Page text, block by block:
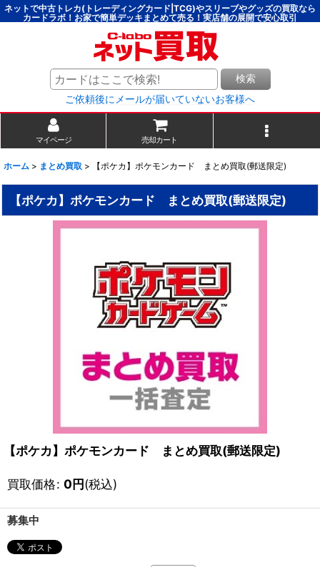
ネットで中古トレカ(トレーディングカード|TCG)やスリーブやグッズの買取なら
カードラボ！お家で簡単デッキまとめて売る！実店舗の展開で安心取引
検索
ご依頼後にメールが届いていないお客様へ
マイページ 売却カート
ホーム > まとめ買取 > 【ポケカ】ポケモンカード まとめ買取(郵送限定)
【ポケカ】ポケモンカード まとめ買取(郵送限定)
【ポケカ】ポケモンカード まとめ買取(郵送限定)
買取価格: 0円(税込)
募集中